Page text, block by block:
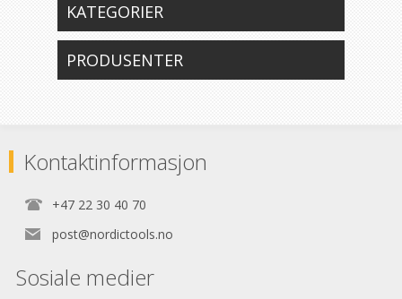
KATEGORIER
PRODUSENTER
Kontaktinformasjon
+47 22 30 40 70
post@nordictools.no
Sosiale medier